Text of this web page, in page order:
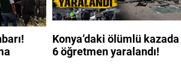
Konya’daki ölümlü kazada
6 öğretmen yaralandı!